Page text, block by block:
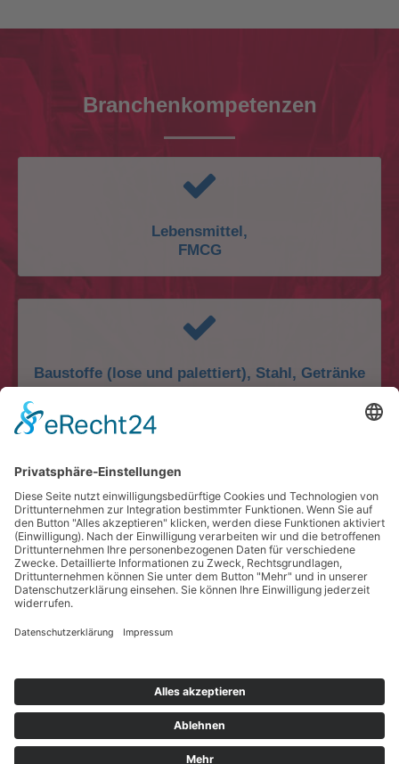
Branchenkompetenzen
Lebensmittel,
FMCG
Baustoffe (lose und palettiert), Stahl, Getränke
Papier, Verpackungsmaterial, Hygieneartikel
Abfalltransporte)